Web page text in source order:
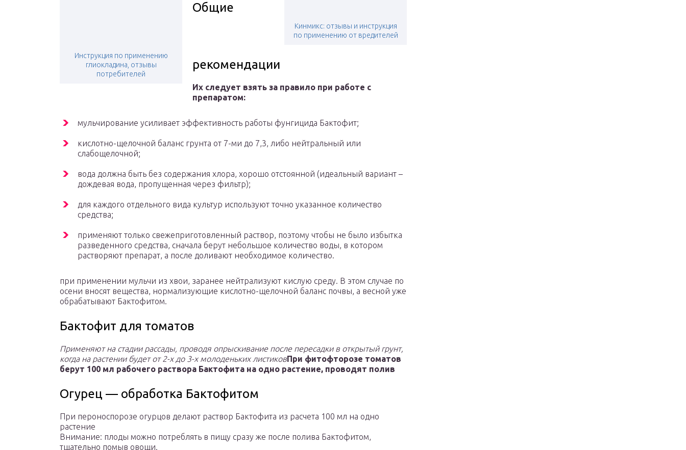
Кинмикс: отзывы и инструкция
по применению от вредителей
Инструкция по применению
глиокладина, отзывы
потребителей
Общие
рекомендации
Их следует взять за правило при работе с
препаратом:
мульчирование усиливает эффективность работы фунгицида Бактофит;
кислотно-щелочной баланс грунта от 7-ми до 7,3, либо нейтральный или
слабощелочной;
вода должна быть без содержания хлора, хорошо отстоянной (идеальный вариант –
дождевая вода, пропущенная через фильтр);
для каждого отдельного вида культур используют точно указанное количество
средства;
применяют только свежеприготовленный раствор, поэтому чтобы не было избытка
разведенного средства, сначала берут небольшое количество воды, в котором
растворяют препарат, а после доливают необходимое количество.
при применении мульчи из хвои, заранее нейтрализуют кислую среду. В этом случае по
осени вносят вещества, нормализующие кислотно-щелочной баланс почвы, а весной уже
обрабатывают Бактофитом.
Бактофит для томатов
Применяют на стадии рассады, проводя опрыскивание после пересадки в открытый грунт,
когда на растении будет от 2-х до 3-х молоденьких листиковПри фитофторозе томатов
берут 100 мл рабочего раствора Бактофита на одно растение, проводят полив
Огурец — обработка Бактофитом
При пероноспорозе огурцов делают раствор Бактофита из расчета 100 мл на одно
растение
Внимание: плоды можно потреблять в пищу сразу же после полива Бактофитом,
тщательно помыв овощи.